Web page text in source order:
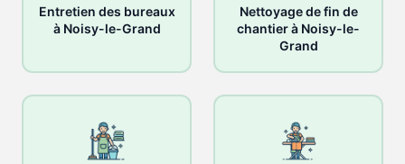
Entretien des bureaux
à Noisy-le-Grand
Nettoyage de fin de
chantier à Noisy-le-
Grand